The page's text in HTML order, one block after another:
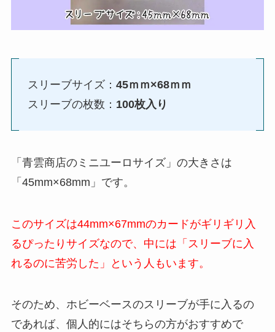
スリーブサイズ： 45ｍｍ×68ｍｍ
スリーブの枚数： 100枚入り
「青雲商店のミニユーロサイズ」の大きさは
「45mm×68mm」です。
このサイズは44mm×67mmのカードがギリギリ入
るぴったりサイズなので、中には「スリーブに入
れるのに苦労した」という人もいます。
そのため、ホビーベースのスリーブが手に入るの
であれば、個人的にはそちらの方がおすすめで